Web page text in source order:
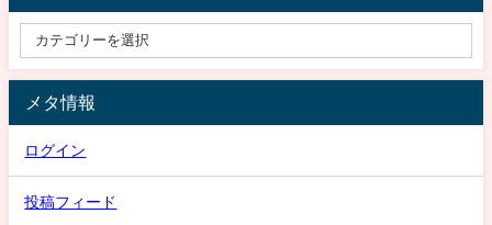
メタ情報
ログイン
投稿フィード